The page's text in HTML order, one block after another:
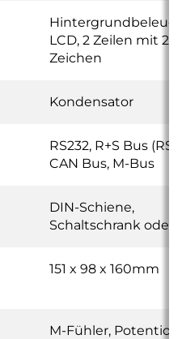
LCD, 2 Zeilen mit 20
Zeichen
Kondensator
RS232, R+S Bus
CAN Bus, M-Bus
DIN-Schiene,
Schaltschrank oder
151 x 98 x 160mm
M-Fühler,